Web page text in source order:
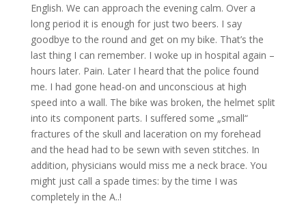
English. We can approach the evening calm. Over a
long period it is enough for just two beers. I say
goodbye to the round and get on my bike. That’s the
last thing I can remember. I woke up in hospital again –
hours later. Pain. Later I heard that the police found
me. I had gone head-on and unconscious at high
speed into a wall. The bike was broken, the helmet split
into its component parts. I suffered some „small“
fractures of the skull and laceration on my forehead
and the head had to be sewn with seven stitches. In
addition, physicians would miss me a neck brace. You
might just call a spade times: by the time I was
completely in the A..!